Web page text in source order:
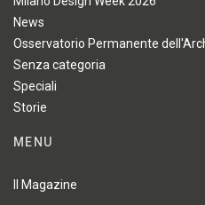
News
Osservatorio Permanente
Senza categoria
Speciali
Storie
MENU
Il Magazine